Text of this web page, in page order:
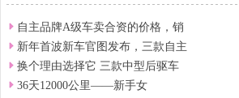
自主品牌A级车卖合资的价格，销
新年首波新车官图发布，三款自主
换个理由选择它 三款中型后驱车
36天12000公里——新手女